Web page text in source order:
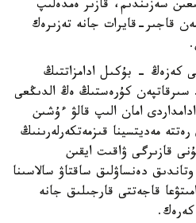
سەزىندىم، قازىر ەمدەلىپ
قاجىر-قايرات جانە تەزىرەك
كەزەڭ - بۇكىل ادامزاتتىڭ
كۇرەستىڭ ەڭ الدىڭعى
امان الىپ قالۋ ءۇشىن
مەديتسينا قىزمەتكەرلەرىنىڭ
قازىرگى ۋاقىت ايقىن
دەنساۋلىق ساقتاۋ سالاسىنا
قاجەتتى قارجىلىق جانە
كەرەك.